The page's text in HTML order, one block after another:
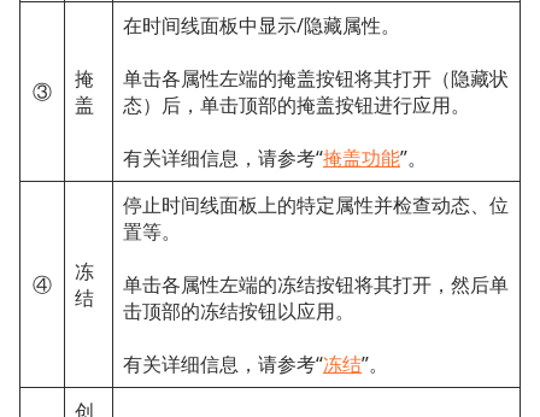
③
掩
盖
在时间线面板中显示/隐藏属性。
单击各属性左端的掩盖按钮将其打开（隐藏状
态）后，单击顶部的掩盖按钮进行应用。
有关详细信息，请参考“掩盖功能”。
④
冻
结
停止时间线面板上的特定属性并检查动态、位
置等。
单击各属性左端的冻结按钮将其打开，然后单
击顶部的冻结按钮以应用。
有关详细信息，请参考“冻结”。
创